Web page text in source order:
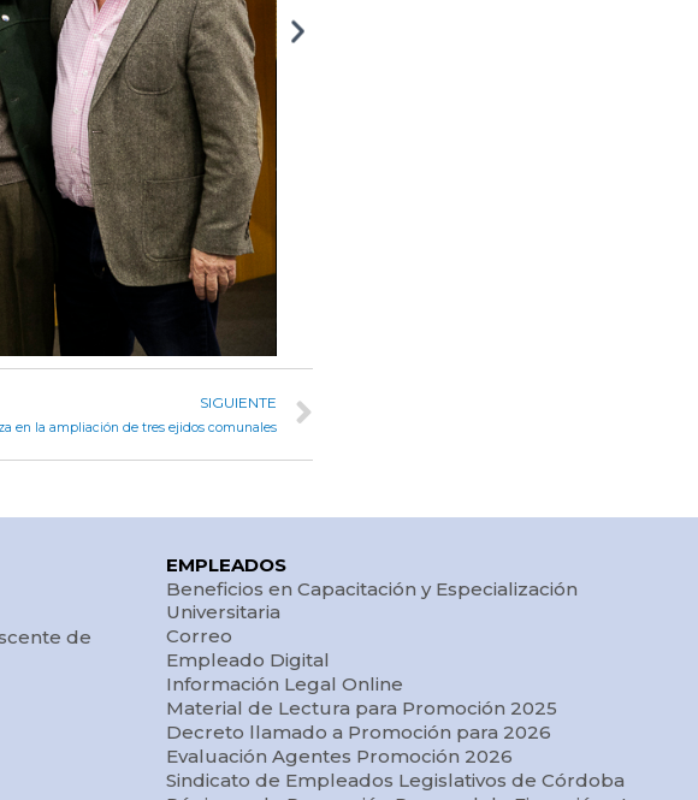
SIGUIENTE
en la ampliación de tres ejidos comunales
de
EMPLEADOS
Beneficios en Capacitación y Especialización
Universitaria
Correo
Empleado Digital
Información Legal Online
Material de Lectura para Promoción 2025
Decreto llamado a Promoción para 2026
Evaluación Agentes Promoción 2026
Sindicato de Empleados Legislativos de Córdoba